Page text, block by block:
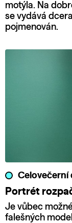
motýla. Na
se vydává
pojmenován.
Celovečerní
Portrét
Je vůbec
falešných